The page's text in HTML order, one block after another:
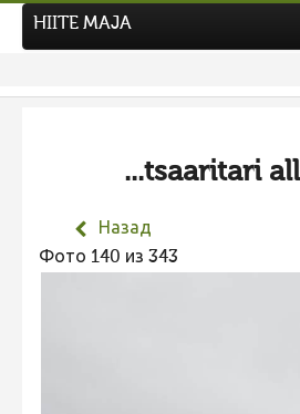
Hiite kuvavõistlus 2026
Фотоконкурс 2025
HIITE MAJA
...tsaaritari
Назад
Фото 140 из 343